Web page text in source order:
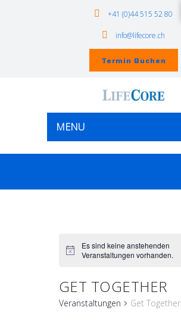
+41 (0)44 515 52 80
info@lifecore.ch
Termin Buchen
MENU
Es sind keine anstehenden
Veranstaltungen vorhanden.
GET TOGETHER
Veranstaltungen Get Together